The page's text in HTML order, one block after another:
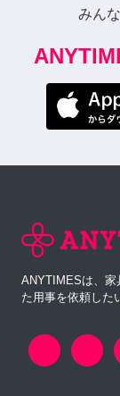
みん
ANYTIMESは、家
た用事を依頼した